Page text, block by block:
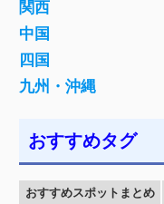
関西
中国
四国
九州・沖縄
おすすめタグ
おすすめスポットまとめ